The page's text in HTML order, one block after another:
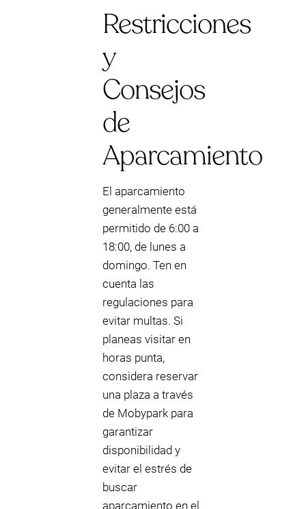
Restricciones
y
Consejos
de
Aparcamiento
El aparcamiento
generalmente está
permitido de 6:00 a
18:00, de lunes a
domingo. Ten en
cuenta las
regulaciones para
evitar multas. Si
planeas visitar en
horas punta,
considera reservar
una plaza a través
de Mobypark para
garantizar
disponibilidad y
evitar el estrés de
buscar
aparcamiento en el